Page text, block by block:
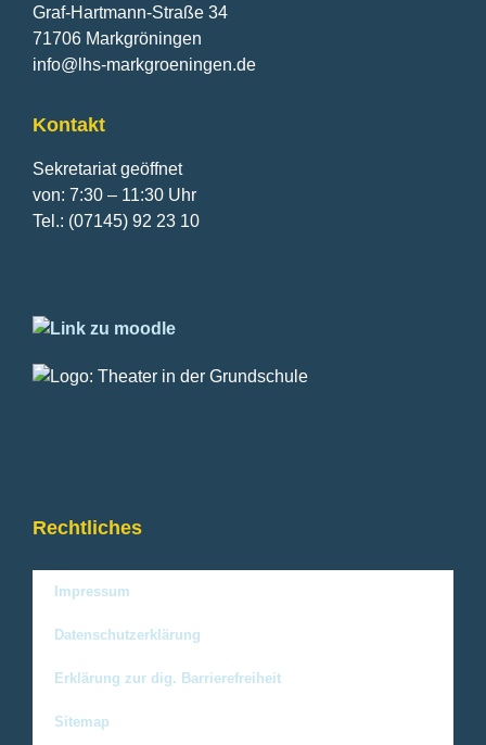
Graf-Hartmann-Straße 34
71706 Markgröningen
info@lhs-markgroeningen.de
Kontakt
Sekretariat geöffnet
von: 7:30 – 11:30 Uhr
Tel.: (07145) 92 23 10
Rechtliches
Impressum
Datenschutzerklärung
Erklärung zur dig. Barrierefreiheit
Sitemap